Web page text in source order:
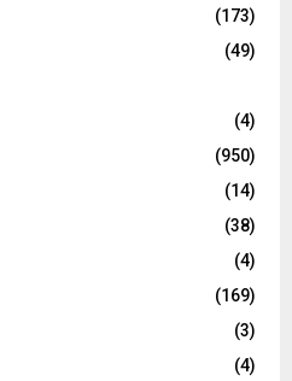
(173)
(49)
(4)
(950)
(14)
(38)
(4)
(169)
(3)
(4)